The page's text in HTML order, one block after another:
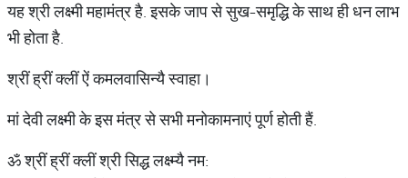
यह श्री लक्ष्मी महामंत्र है. इसके जाप से सुख-समृद्धि के साथ ही धन लाभ
भी होता है.
श्रीं ह्रीं क्लीं ऐं कमलवासिन्यै स्वाहा।
मां देवी लक्ष्मी के इस मंत्र से सभी मनोकामनाएं पूर्ण होती हैं.
ॐ श्रीं ह्रीं क्लीं श्री सिद्ध लक्ष्म्यै नम: